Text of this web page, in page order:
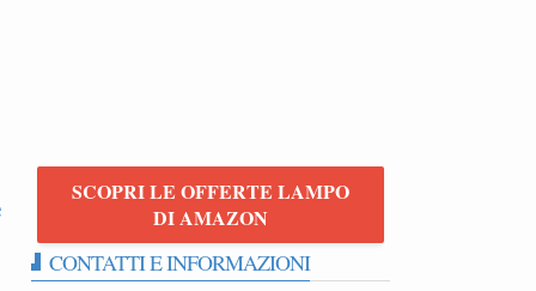
SCOPRI LE OFFERTE LAMPO
DI AMAZON
CONTATTI E INFORMAZIONI